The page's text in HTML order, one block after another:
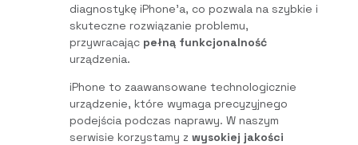
diagnostykę iPhone’a, co pozwala na szybkie i
skuteczne rozwiązanie problemu,
przywracając pełną funkcjonalność
urządzenia.
iPhone to zaawansowane technologicznie
urządzenie, które wymaga precyzyjnego
podejścia podczas naprawy. W naszym
serwisie korzystamy z wysokiej jakości